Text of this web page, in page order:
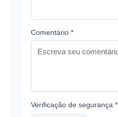
Comentário *
Verificação de segurança *